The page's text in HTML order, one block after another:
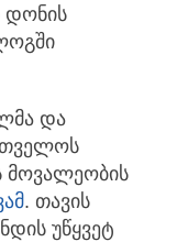
დონის
და
მოვალეობის
. თავის
უწყვეტ